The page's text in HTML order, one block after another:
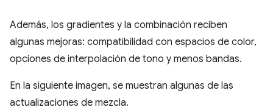
Además, los gradientes y la combinación reciben
algunas mejoras: compatibilidad con espacios de color,
opciones de interpolación de tono y menos bandas.
En la siguiente imagen, se muestran algunas de las
actualizaciones de mezcla.